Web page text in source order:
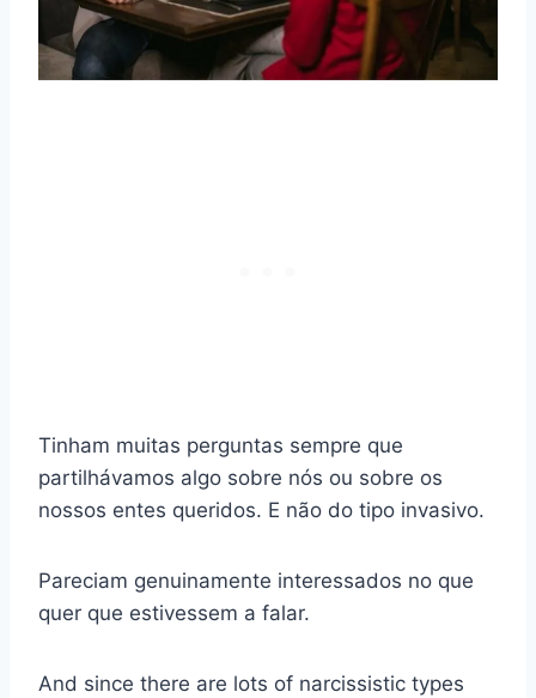
Tinham muitas perguntas sempre que
partilhávamos algo sobre nós ou sobre os
nossos entes queridos. E não do tipo invasivo.
Pareciam genuinamente interessados no que
quer que estivessem a falar.
And since there are lots of narcissistic types